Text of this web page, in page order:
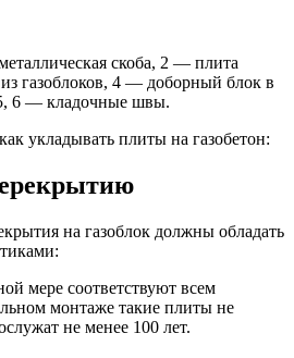
скоба, 2 — плита
газоблоков, 4 — доборный блок в
6 — кладочные швы.
укладывать плиты на газобетон:
на газоблок должны обладать
мере соответствуют всем
монтаже такие плиты не
не менее 100 лет.